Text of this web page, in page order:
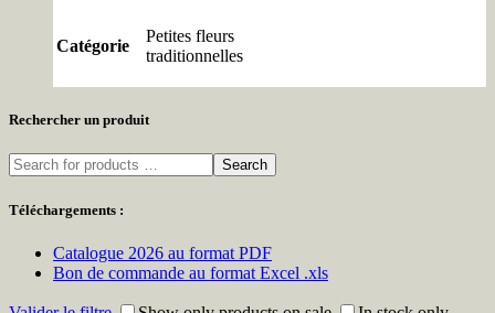
Catégorie
Petites fleurs
traditionnelles
Rechercher un produit
Search
Téléchargements :
Catalogue 2026 au format PDF
Bon de commande au format Excel .xls